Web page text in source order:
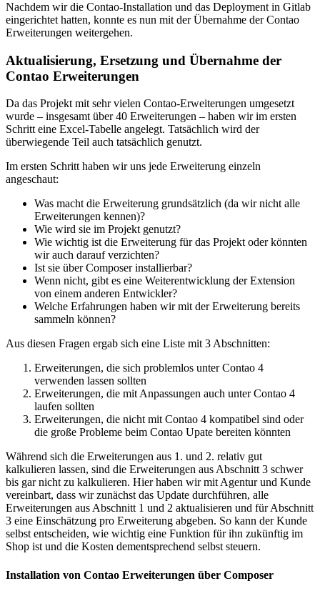
Nachdem wir die Contao-Installation und das Deployment in Gitlab
eingerichtet hatten, konnte es nun mit der Übernahme der Contao
Erweiterungen weitergehen.
Aktualisierung, Ersetzung und Übernahme der
Contao Erweiterungen
Da das Projekt mit sehr vielen Contao-Erweiterungen umgesetzt
wurde – insgesamt über 40 Erweiterungen – haben wir im ersten
Schritt eine Excel-Tabelle angelegt. Tatsächlich wird der
überwiegende Teil auch tatsächlich genutzt.
Im ersten Schritt haben wir uns jede Erweiterung einzeln
angeschaut:
Was macht die Erweiterung grundsätzlich (da wir nicht alle
Erweiterungen kennen)?
Wie wird sie im Projekt genutzt?
Wie wichtig ist die Erweiterung für das Projekt oder könnten
wir auch darauf verzichten?
Ist sie über Composer installierbar?
Wenn nicht, gibt es eine Weiterentwicklung der Extension
von einem anderen Entwickler?
Welche Erfahrungen haben wir mit der Erweiterung bereits
sammeln können?
Aus diesen Fragen ergab sich eine Liste mit 3 Abschnitten:
Erweiterungen, die sich problemlos unter Contao 4
verwenden lassen sollten
Erweiterungen, die mit Anpassungen auch unter Contao 4
laufen sollten
Erweiterungen, die nicht mit Contao 4 kompatibel sind oder
die große Probleme beim Contao Upate bereiten könnten
Während sich die Erweiterungen aus 1. und 2. relativ gut
kalkulieren lassen, sind die Erweiterungen aus Abschnitt 3 schwer
bis gar nicht zu kalkulieren. Hier haben wir mit Agentur und Kunde
vereinbart, dass wir zunächst das Update durchführen, alle
Erweiterungen aus Abschnitt 1 und 2 aktualisieren und für Abschnitt
3 eine Einschätzung pro Erweiterung abgeben. So kann der Kunde
selbst entscheiden, wie wichtig eine Funktion für ihn zukünftig im
Shop ist und die Kosten dementsprechend selbst steuern.
Installation von Contao Erweiterungen über Composer